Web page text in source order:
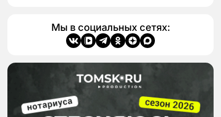
Мы в социальных сетях: